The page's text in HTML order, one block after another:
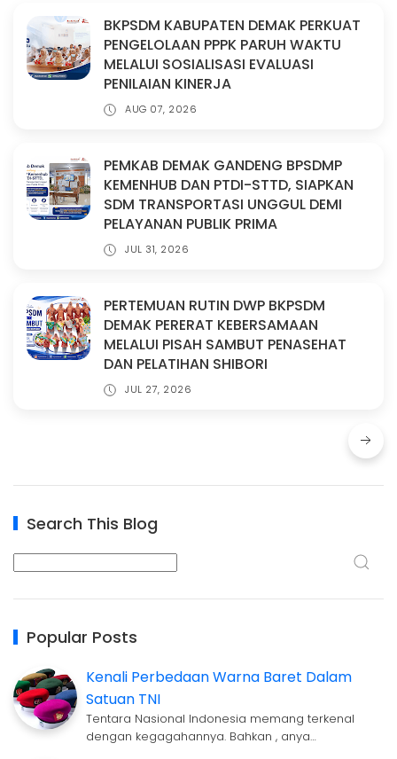
BKPSDM KABUPATEN DEMAK PERKUAT
PENGELOLAAN PPPK PARUH WAKTU
MELALUI SOSIALISASI EVALUASI
PENILAIAN KINERJA
AUG 07, 2026
PEMKAB DEMAK GANDENG BPSDMP
KEMENHUB DAN PTDI-STTD, SIAPKAN
SDM TRANSPORTASI UNGGUL DEMI
PELAYANAN PUBLIK PRIMA
JUL 31, 2026
PERTEMUAN RUTIN DWP BKPSDM
DEMAK PERERAT KEBERSAMAAN
MELALUI PISAH SAMBUT PENASEHAT
DAN PELATIHAN SHIBORI
JUL 27, 2026
Search This Blog
Popular Posts
Kenali Perbedaan Warna Baret Dalam
Satuan TNI
Tentara Nasional Indonesia memang terkenal
dengan kegagahannya. Bahkan , anya…